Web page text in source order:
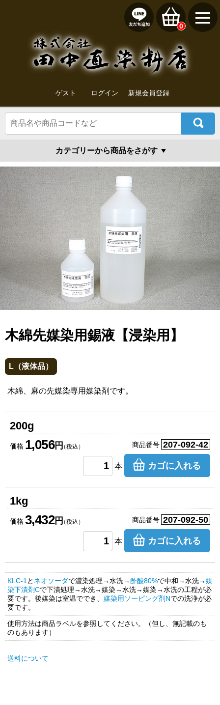
ゲスト ログイン 新規会員登録
0
カテゴリーから商品をさがす
木綿先媒染用錫液【浸染用】
L（液体品）
木綿、麻の先媒染専用媒染剤です。
200g
価格 1,056円（税込） 商品番号 207-092-42
本 カゴに入れる
1kg
価格3,432円（税込） 商品番号 207-092-50
本 カゴに入れる
KLC-1と ネオソーダで濃染処理→水洗→酢酸80%で中和→水洗→媒
染下漬剤Cで下漬処理→水洗→媒染→水洗→媒染→水洗の工程が必
要です。後媒染は室温ででき、 媒染用ソーピング剤Nでの洗浄が必
要です。
使用方法は商品ラベルを参照してください。（但し、無記載のも
のもあります）
送料について